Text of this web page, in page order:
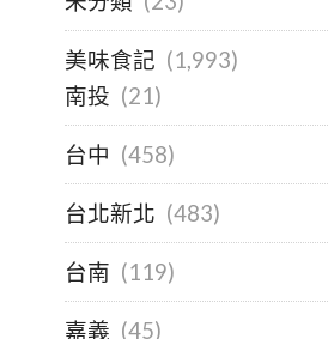
美味食記 (1,993)
南投 (21)
台中 (458)
台北新北 (483)
台南 (119)
嘉義 (45)